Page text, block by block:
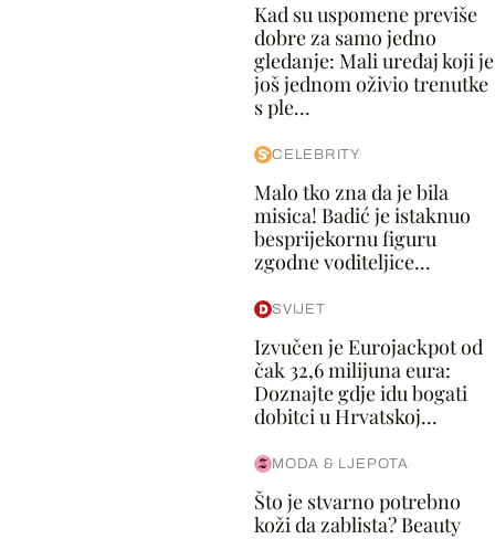
Kad su uspomene previše
dobre za samo jedno
gledanje: Mali uređaj koji je
još jednom oživio trenutke
s ple...
CELEBRITY
Malo tko zna da je bila
misica! Badić je istaknuo
besprijekornu figuru
zgodne voditeljice...
SVIJET
Izvučen je Eurojackpot od
čak 32,6 milijuna eura:
Doznajte gdje idu bogati
dobitci u Hrvatskoj...
MODA & LJEPOTA
Što je stvarno potrebno
koži da zablista? Beauty